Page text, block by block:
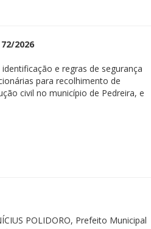
2026
e regras de segurança
para recolhimento de
civil no município de Pedreira, e
POLIDORO, Prefeito Municipal